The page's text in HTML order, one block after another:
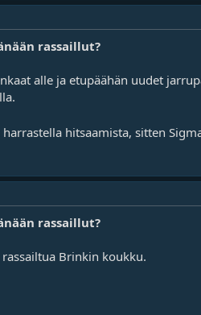
rassaillut?
alle ja etupäähän uudet
hitsaamista, sitten
rassaillut?
Brinkin koukku.